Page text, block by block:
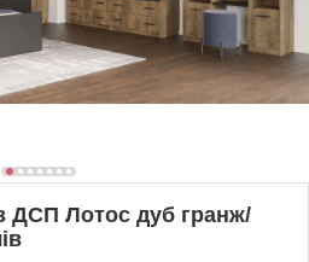
ДСП Лотос дуб гранж/